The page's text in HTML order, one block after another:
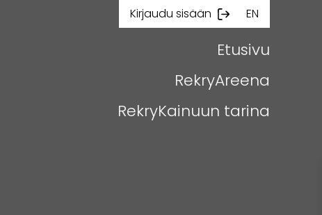
Kirjaudu sisään EN
Etusivu
RekryAreena
RekryKainuun tarina